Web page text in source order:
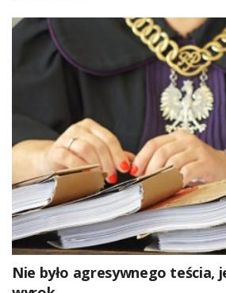
Nie było agresywnego teścia,